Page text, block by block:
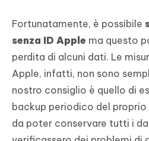
Fortunatamente, è possibile
senza ID Apple ma questo
perdita di alcuni dati. Le
Apple, infatti, non sono
nostro consiglio è quello di
backup periodico del
da poter conservare tutti i